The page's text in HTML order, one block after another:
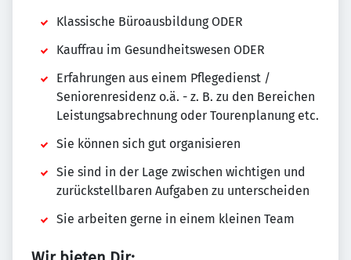
Klassische Büroausbildung ODER
Kauffrau im Gesundheitswesen ODER
Erfahrungen aus einem Pflegedienst /
Seniorenresidenz o.ä. - z. B. zu den Bereichen
Leistungsabrechnung oder Tourenplanung etc.
Sie können sich gut organisieren
Sie sind in der Lage zwischen wichtigen und
zurückstellbaren Aufgaben zu unterscheiden
Sie arbeiten gerne in einem kleinen Team